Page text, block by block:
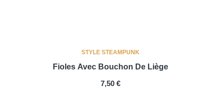
STYLE STEAMPUNK
Fioles Avec Bouchon De Liège
PRIX
7,50 €